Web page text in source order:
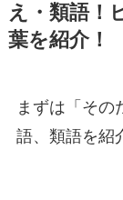
え・類語！
葉を紹介！
まずは「その
語、類語を紹